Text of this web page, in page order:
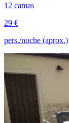
12 camas
29 €
pers./noche (aprox.)